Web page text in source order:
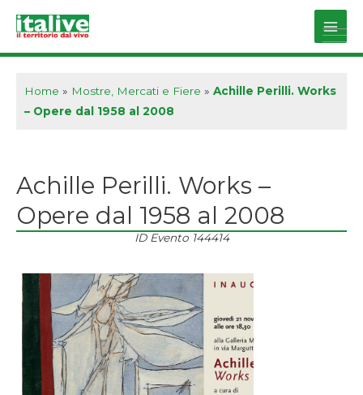
Main
Home » Mostre, Mercati e Fiere » Achille Perilli. Works
– Opere dal 1958 al 2008
Achille Perilli. Works –
Opere dal 1958 al 2008
ID Evento 144414